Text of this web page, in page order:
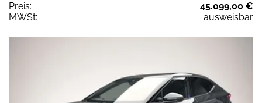
Preis:
45.099,00 €
MWSt:
ausweisbar